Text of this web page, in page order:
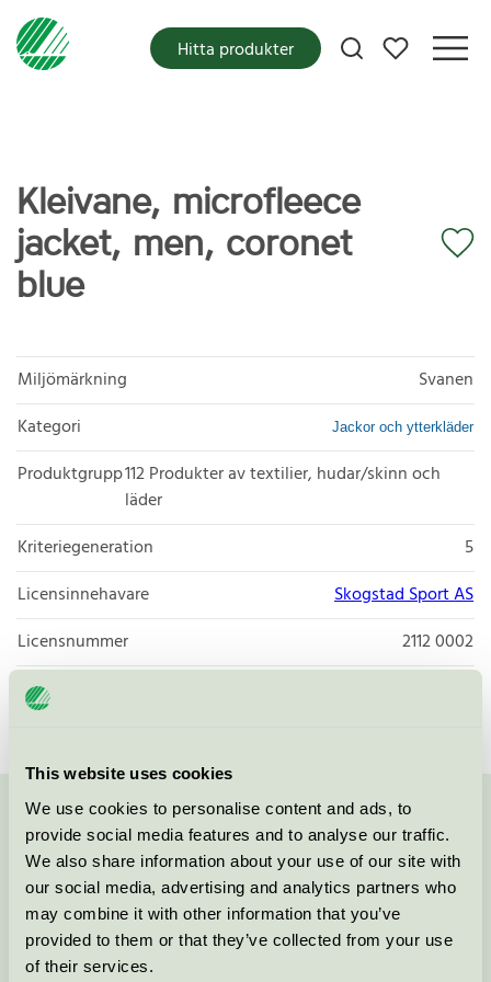
This website uses cookies
We use cookies to personalise content and ads, to
provide social media features and to analyse our traffic.
We also share information about your use of our site with
our social media, advertising and analytics partners who
may combine it with other information that you’ve
provided to them or that they’ve collected from your use
of their services.
Mina favoriter
Hitta produkter
Kleivane, microfleece
jacket, men, coronet
blue
Miljömärkning
Svanen
Kategori
Jackor och ytterkläder
Produktgrupp112 Produkter av textilier, hudar/skinn och
läder
Kriteriegeneration
5
Licensinnehavare
Skogstad Sport AS
Licensnummer
2112 0002
Varumärke
Kontakta oss på08-55 55 24 00eller via formuläret:
Fortsätt